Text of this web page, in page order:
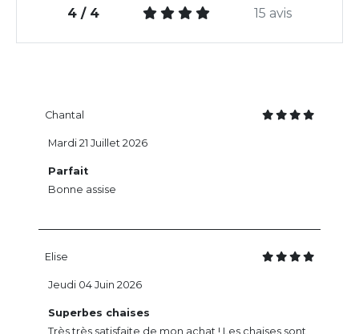
4 / 4 15 avis
Chantal
Parfait
Bonne assise
Mardi 21 Juillet 2026
Elise
Superbes chaises
Très très satisfaite de mon achat ! Les chaises sont
Jeudi 04 Juin 2026